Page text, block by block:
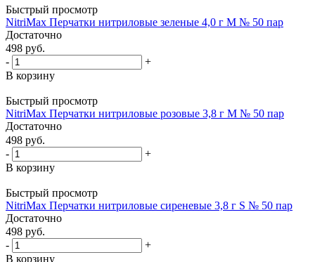
Быстрый просмотр
NitriMax Перчатки нитриловые зеленые 4,0 г M № 50 пар
Достаточно
498 руб.
-
+
В корзину
Быстрый просмотр
NitriMax Перчатки нитриловые розовые 3,8 г M № 50 пар
Достаточно
498 руб.
-
+
В корзину
Быстрый просмотр
NitriMax Перчатки нитриловые сиреневые 3,8 г S № 50 пар
Достаточно
498 руб.
-
+
В корзину